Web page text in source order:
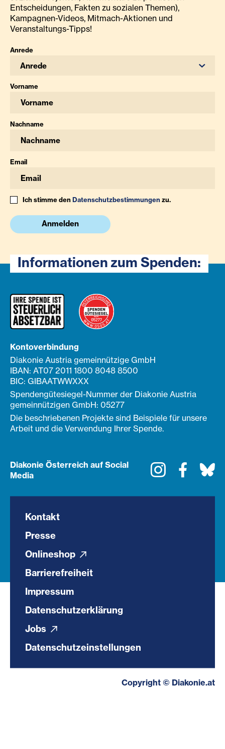
Entscheidungen, Fakten zu sozialen Themen),
Kampagnen-Videos, Mitmach-Aktionen und
Veranstaltungs-Tipps!
Anrede
Anrede
Vorname
Nachname
Email
Ich stimme denDatenschutzbestimmungenzu.
Anmelden
Informationen zum Spenden:
Kontoverbindung
Diakonie Austria gemeinnützige GmbH
IBAN: AT07 2011 1800 8048 8500
BIC: GIBAATWWXXX
Spendengütesiegel-Nummer der Diakonie Austria
gemeinnützigen GmbH: 05277
Die beschriebenen Projekte sind Beispiele für unsere
Arbeit und die Verwendung Ihrer Spende.
Diakonie Österreich auf Social
Media
Instagram
Kontakt
Presse
Onlineshop
Barrierefreiheit
Impressum
Datenschutzerklärung
Jobs
Datenschutzeinstellungen
Copyright © Diakonie.at